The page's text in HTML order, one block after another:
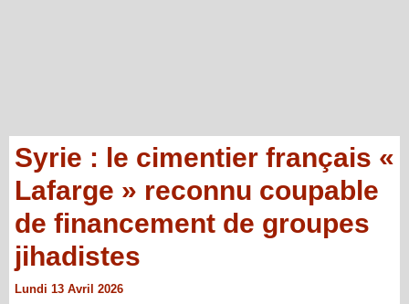
Syrie : le cimentier français «
Lafarge » reconnu coupable
de financement de groupes
jihadistes
Lundi 13 Avril 2026